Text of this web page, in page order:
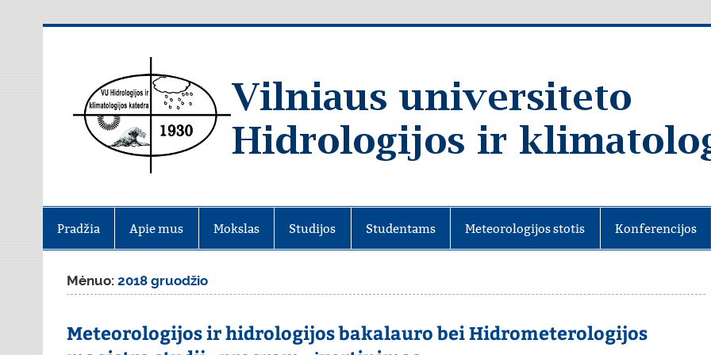
Pradžia Apie mus Mokslas Studijos Studentams Meteorologijos stotis Konferencijos
Mėnuo:2018 gruodžio
Meteorologijos ir hidrologijos bakalauro bei Hidrometerologijos